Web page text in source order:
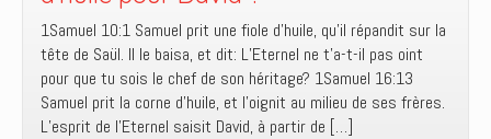
1Samuel 10:1 Samuel prit une fiole d’huile, qu’il répandit sur la
tête de Saül. Il le baisa, et dit: L’Eternel ne t’a-t-il pas oint
pour que tu sois le chef de son héritage? 1Samuel 16:13
Samuel prit la corne d’huile, et l’oignit au milieu de ses frères.
L’esprit de l’Eternel saisit David, à partir de […]